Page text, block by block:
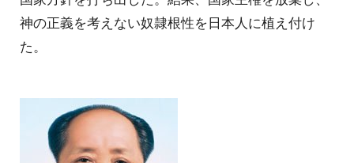
神の正義を考えない奴隷根性を日本人に植え付け
た。